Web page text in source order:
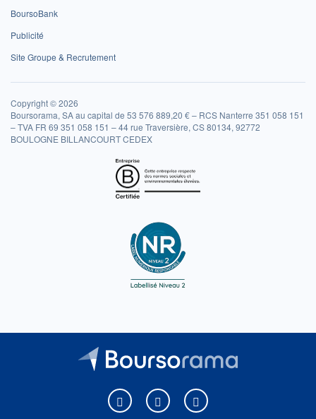
BoursoBank
Publicité
Site Groupe & Recrutement
Copyright © 2026
Boursorama, SA au capital de 53 576 889,20 € – RCS Nanterre 351 058 151
– TVA FR 69 351 058 151 – 44 rue Traversière, CS 80134, 92772
BOULOGNE BILLANCOURT CEDEX
Boursorama sur Facebook
Boursorama sur XBoursorama sur